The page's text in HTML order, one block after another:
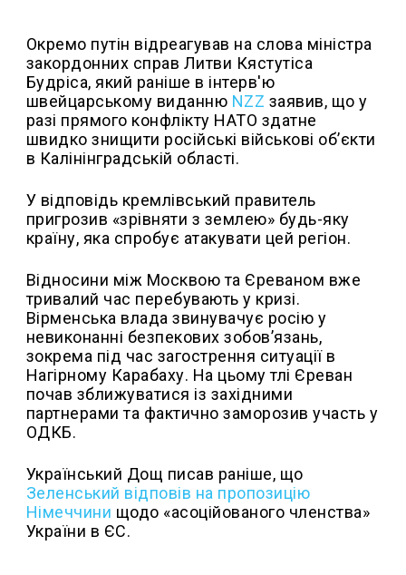
Окремо путін відреагував на слова міністра
закордонних справ Литви Кястутіса
Будріса, який раніше в інтерв'ю
швейцарському виданню NZZ заявив, що у
разі прямого конфлікту НАТО здатне
швидко знищити російські військові об’єкти
в Калінінградській області.
У відповідь кремлівський правитель
пригрозив «зрівняти з землею» будь-яку
країну, яка спробує атакувати цей регіон.
Відносини між Москвою та Єреваном вже
тривалий час перебувають у кризі.
Вірменська влада звинувачує росію у
невиконанні безпекових зобов’язань,
зокрема під час загострення ситуації в
Нагірному Карабаху. На цьому тлі Єреван
почав зближуватися із західними
партнерами та фактично заморозив участь у
ОДКБ.
Український Дощ писав раніше, що
Зеленський відповів на пропозицію
Німеччини щодо «асоційованого членства»
України в ЄС.